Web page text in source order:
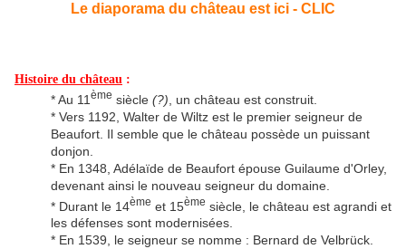
Le diaporama du château est ici - CLIC
Histoire du château :
* Au 11 ème siècle (?) , un château est construit.
* Vers 1192, Walter de Wiltz est le premier seigneur de
Beaufort. Il semble que le château possède un puissant
donjon.
* En 1348, Adélaïde de Beaufort épouse Guilaume d'Orley,
devenant ainsi le nouveau seigneur du domaine.
* Durant le 14ème et 15ème siècle, le château est agrandi et
les défenses sont modernisées.
* En 1539, le seigneur se nomme : Bernard de Velbrück.